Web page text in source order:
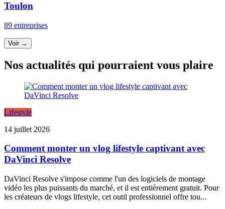
Toulon
89 entreprises
Voir →
Nos actualités qui pourraient vous plaire
Lifestyle
14 juillet 2026
Comment monter un vlog lifestyle captivant avec
DaVinci Resolve
DaVinci Resolve s'impose comme l'un des logiciels de montage
vidéo les plus puissants du marché, et il est entièrement gratuit. Pour
les créateurs de vlogs lifestyle, cet outil professionnel offre tou...